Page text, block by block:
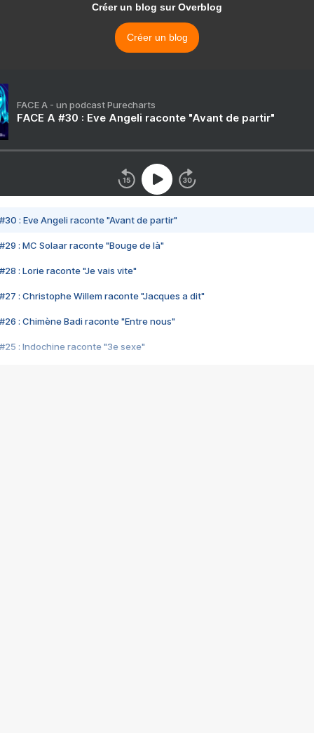
Créer un blog sur Overblog
Créer un blog
FACE A - un podcast Purecharts
FACE A #30 : Eve Angeli raconte "Avant de partir"
#30 : Eve Angeli raconte "Avant de partir"
#29 : MC Solaar raconte "Bouge de là"
#28 : Lorie raconte "Je vais vite"
#27 : Christophe Willem raconte "Jacques a dit"
#26 : Chimène Badi raconte "Entre nous"
#25 : Indochine raconte "3e sexe"